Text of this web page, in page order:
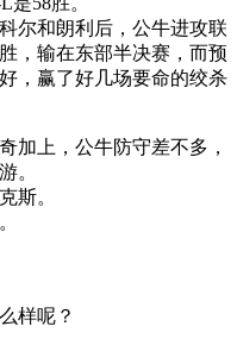
尔和朗利后，公牛进攻联
，输在东部半决赛，而预
，赢了好几场要命的绞杀
加上，公牛防守差不多，
。
斯。
样呢？